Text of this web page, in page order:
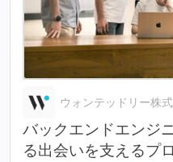
ウォンテッドリー株
バックエンドエンジ
る出会いを支えるプ